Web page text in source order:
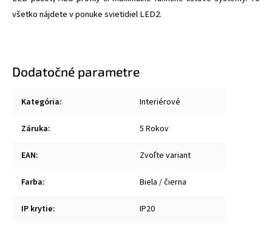
všetko nájdete v ponuke svietidiel LED2.
Dodatočné parametre
Kategória: Interiérové
Záruka: 5 Rokov
EAN: Zvoľte variant
Farba: Biela / čierna
IP krytie: IP20